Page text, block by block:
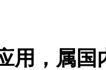
用，属国